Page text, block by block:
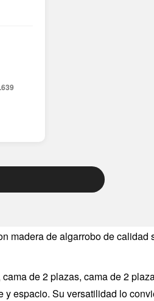
madera de algarrobo de calidad
de 2 plazas, cama de 2
espacio. Su versatilidad lo